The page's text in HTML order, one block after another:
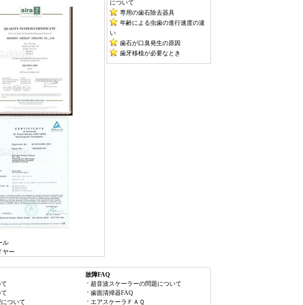
について
専用の歯石除去器具
年齢による虫歯の進行速度の違
い
歯石が口臭発生の原因
歯牙移植が必要なとき
ル
ヤー
ついて
故障FAQ
超音波スケーラーの問題について
歯面清掃器FAQ
エアスケーラＦＡＱ